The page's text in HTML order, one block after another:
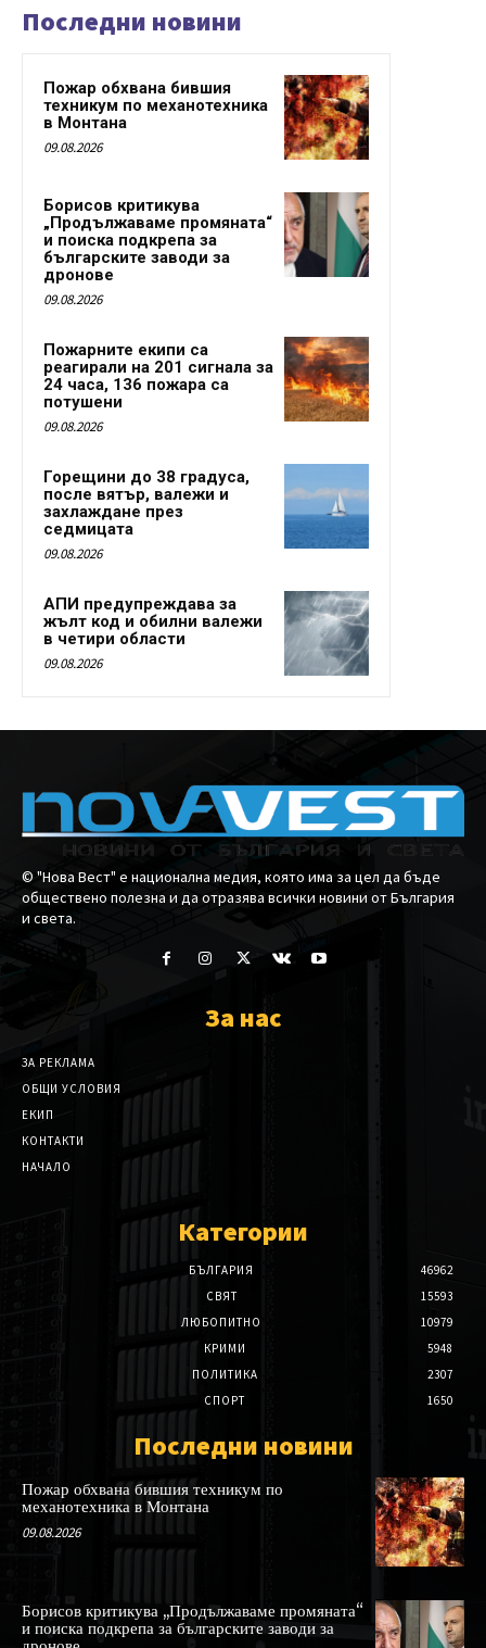
Последни новини
Пожар обхвана бившия
техникум по механотехника
в Монтана
09.08.2026
Борисов критикува
„Продължаваме промяната“
и поиска подкрепа за
българските заводи за
дронове
09.08.2026
Пожарните екипи са
реагирали на 201 сигнала за
24 часа, 136 пожара са
потушени
09.08.2026
Горещини до 38 градуса,
после вятър, валежи и
захлаждане през
седмицата
09.08.2026
АПИ предупреждава за
жълт код и обилни валежи
в четири области
09.08.2026
© "Нова Вест" е национална медия, която има за цел да бъде
обществено полезна и да отразява всички новини от България
и света.
За нас
ЗА РЕКЛАМА
ОБЩИ УСЛОВИЯ
ЕКИП
КОНТАКТИ
НАЧАЛО
Категории
БЪЛГАРИЯ
46962
СВЯТ
15593
ЛЮБОПИТНО
10979
КРИМИ
5948
ПОЛИТИКА
2307
СПОРТ
1650
Последни новини
Пожар обхвана бившия техникум по
механотехника в Монтана
09.08.2026
Борисов критикува „Продължаваме промяната“
и поиска подкрепа за българските заводи за